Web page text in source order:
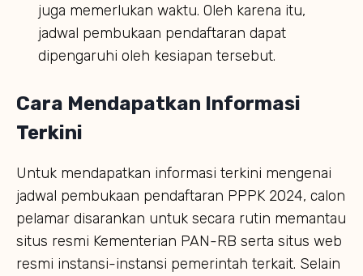
juga memerlukan waktu. Oleh karena itu,
jadwal pembukaan pendaftaran dapat
dipengaruhi oleh kesiapan tersebut.
Cara Mendapatkan Informasi
Terkini
Untuk mendapatkan informasi terkini mengenai
jadwal pembukaan pendaftaran PPPK 2024, calon
pelamar disarankan untuk secara rutin memantau
situs resmi Kementerian PAN-RB serta situs web
resmi instansi-instansi pemerintah terkait. Selain